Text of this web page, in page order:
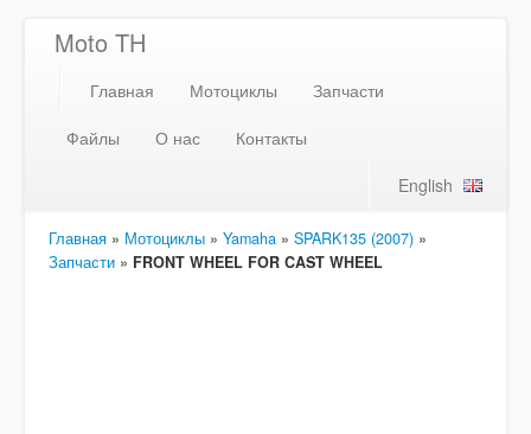
Moto TH
Главная Мотоциклы
Запчасти
Файлы
О нас
Контакты
English
Главная » Мотоциклы » Yamaha » SPARK135 (2007) »
Запчасти » FRONT WHEEL FOR CAST WHEEL